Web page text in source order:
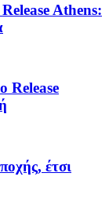
Athens:
Release
έτσι